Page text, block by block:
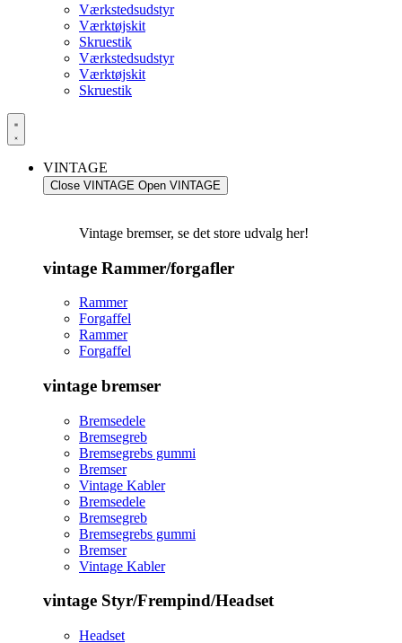
Værkstedsudstyr
Værktøjskit
Skruestik
Værkstedsudstyr
Værktøjskit
Skruestik
VINTAGE
Close VINTAGE Open VINTAGE
Vintage bremser, se det store udvalg her!
vintage Rammer/forgafler
Rammer
Forgaffel
Rammer
Forgaffel
vintage bremser
Bremsedele
Bremsegreb
Bremsegrebs gummi
Bremser
Vintage Kabler
Bremsedele
Bremsegreb
Bremsegrebs gummi
Bremser
Vintage Kabler
vintage Styr/Frempind/Headset
Headset